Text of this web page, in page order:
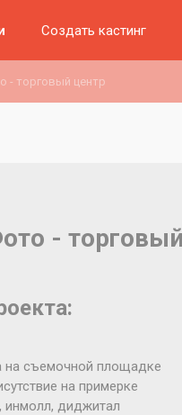
Создать кастинг
- торговый центр
-
на съемочной площадке
на примерке
инмолл, диджитал